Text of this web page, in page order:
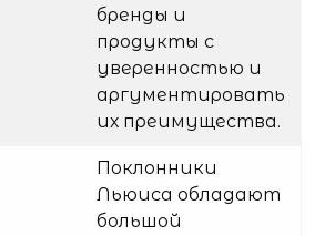
бренды и
продукты с
уверенностью и
аргументировать
их преимущества.
Поклонники
Льюиса обладают
большой